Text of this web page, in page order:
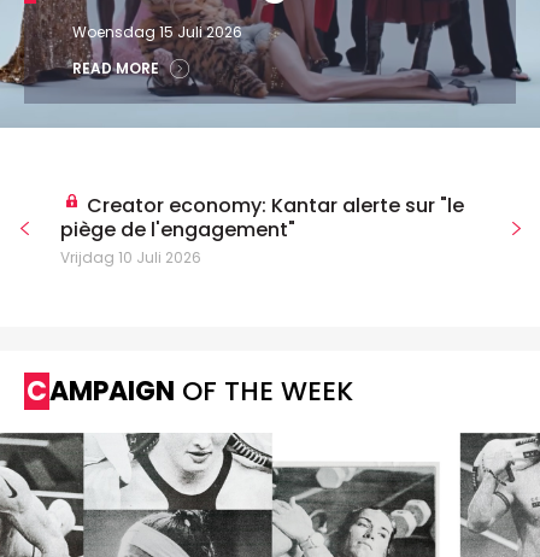
Woensdag 15 Juli 2026
READ MORE
Creator economy: Kantar alerte sur "le
piège de l'engagement"
Vrijdag 10 Juli 2026
CAMPAIGN OF THE WEEK